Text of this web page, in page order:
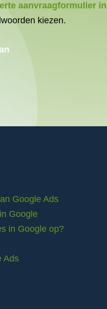
aanvraagformulier
kiezen.
Google Ads
Google
in Google op?
Ads